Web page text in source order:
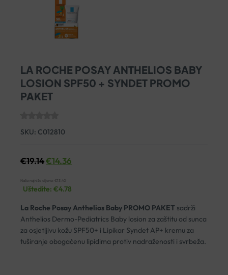
LA ROCHE POSAY ANTHELIOS BABY
LOSION SPF50 + SYNDET PROMO
PAKET
SKU: C012810
€19.14€14.36
Naša najniža cijena: € 13.40
Uštedite:€4.78
La Roche Posay Anthelios Baby PROMO PAKET sadrži
Anthelios Dermo-Pediatrics Baby losion za zaštitu od sunca
za osjetljivu kožu SPF50+ i Lipikar Syndet AP+ kremu za
tuširanje obogaćenu lipidima protiv nadraženosti i svrbeža.